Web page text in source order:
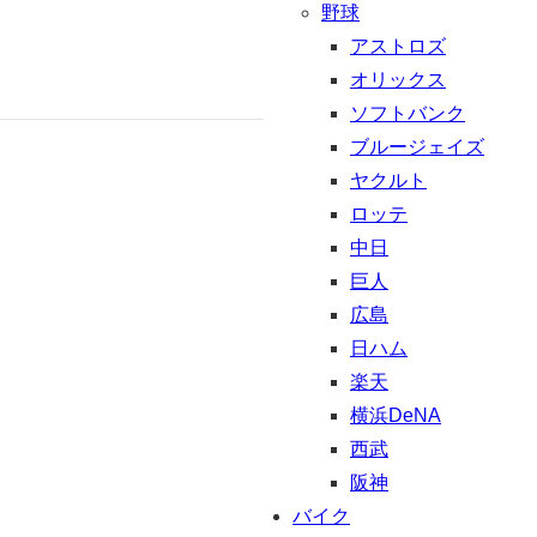
野球
アストロズ
オリックス
ソフトバンク
ブルージェイズ
ヤクルト
ロッテ
中日
巨人
広島
日ハム
楽天
横浜DeNA
西武
阪神
バイク